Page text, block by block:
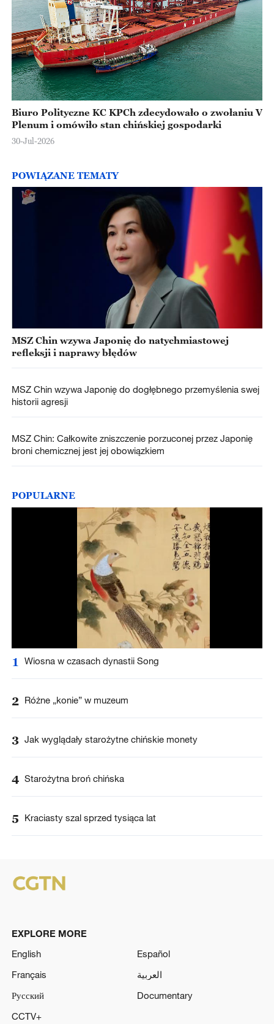
Biuro Polityczne KC KPCh zdecydowało o zwołaniu V
Plenum i omówiło stan chińskiej gospodarki
30-Jul-2026
POWIĄZANE TEMATY
MSZ Chin wzywa Japonię do natychmiastowej
refleksji i naprawy błędów
MSZ Chin wzywa Japonię do dogłębnego przemyślenia swej
historii agresji
MSZ Chin: Całkowite zniszczenie porzuconej przez Japonię
broni chemicznej jest jej obowiązkiem
POPULARNE
1 Wiosna w czasach dynastii Song
2 Różne „konie” w muzeum
3 Jak wyglądały starożytne chińskie monety
4 Starożytna broń chińska
5 Kraciasty szal sprzed tysiąca lat
EXPLORE MORE
English
Español
Français
العربية
Русский
Documentary
CCTV+